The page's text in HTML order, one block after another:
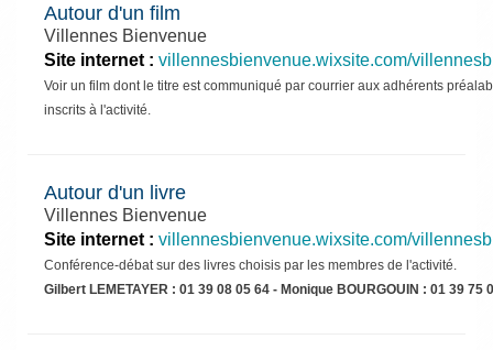
Autour d'un film
Villennes Bienvenue
Site internet : villennesbienvenue.wixsite.com/
Voir un film dont le titre est communiqué par courrier aux adhérents
inscrits à l'activité.
Autour d'un livre
Villennes Bienvenue
Site internet : villennesbienvenue.wixsite.com/
Conférence-débat sur des livres choisis par les membres de l'activité.
Gilbert LEMETAYER : 01 39 08 05 64 - Monique BOURGOUIN : 01 39 75